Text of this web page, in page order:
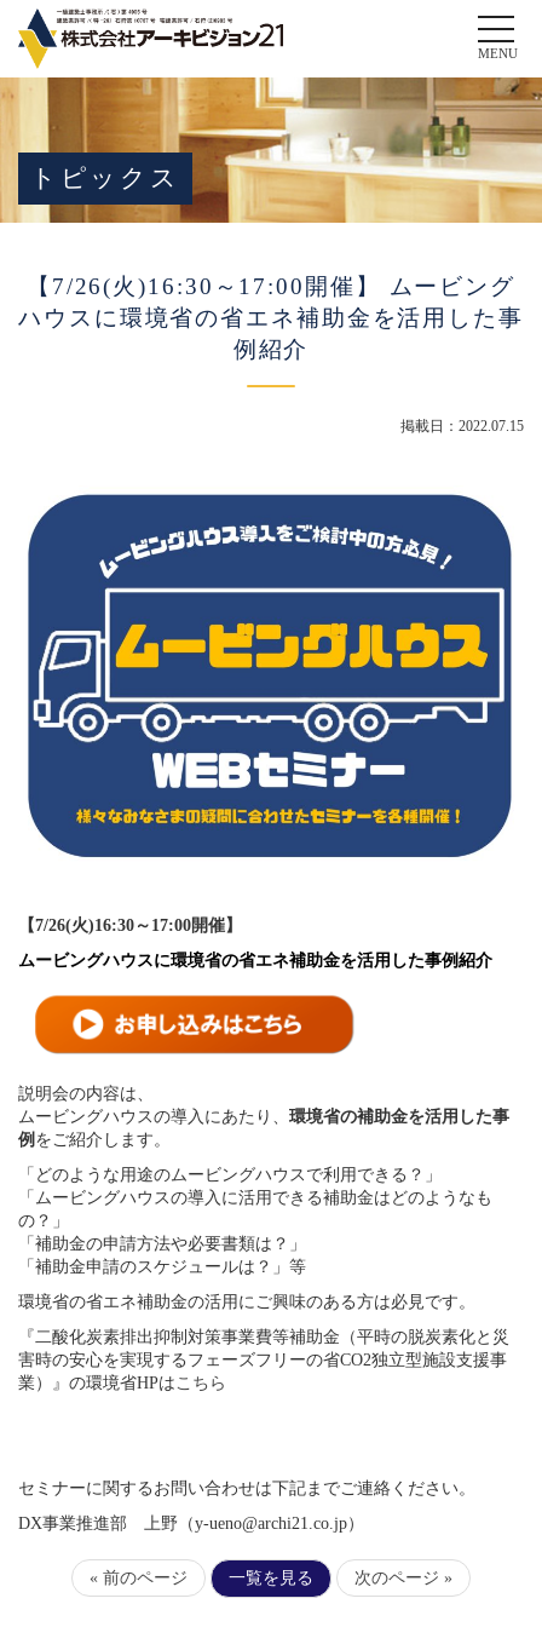
Toggle
MENU
トピックス
【​​​​7/26(火)16:30～17:00開催】 ムービング
ハウスに環境省の省エネ補助金を活用した事
例紹介
掲載日：2022.07.15
【​​​​7/26(火)16:30～17:00開催】
ムービングハウスに環境省の省エネ補助金を活用した事例紹介
説明会の内容は、
ムービングハウスの導入にあたり、 環境省の補助金を活用した事
例 をご紹介します。
「どのような用途のムービングハウスで利用できる？」
「ムービングハウスの導入に活用できる補助金はどのようなも
の？ 」
「補助金の申請方法や必要書類は？」
「補助金申請のスケジュールは？」等
環境省の省エネ補助金の活用にご興味のある方は必見です。
『二酸化炭素排出抑制対策事業費等補助金（平時の脱炭素化と災
害時の安心を実現するフェーズフリーの省CO2独立型施設支援事
業）』の環境省HPは こちら
セミナーに関するお問い合わせは下記までご連絡ください。
DX事業推進部 上野（y-ueno@archi21.co.jp）
« 前のページ 一覧を見る 次のページ »